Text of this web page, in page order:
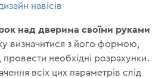
навісів
над дверима своїми руками
визначитися з його формою,
провести необхідні розрахунки.
всіх цих параметрів слід